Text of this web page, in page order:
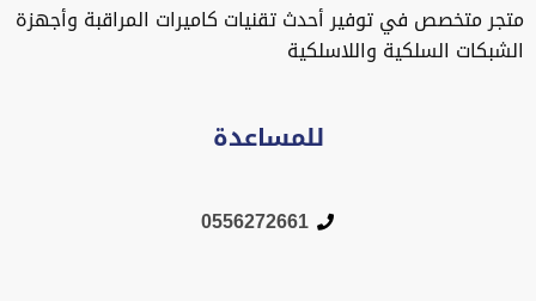
متجر متخصص في توفير أحدث تقنيات كاميرات المراقبة وأجهزة
الشبكات السلكية واللاسلكية
للمساعدة
0556272661